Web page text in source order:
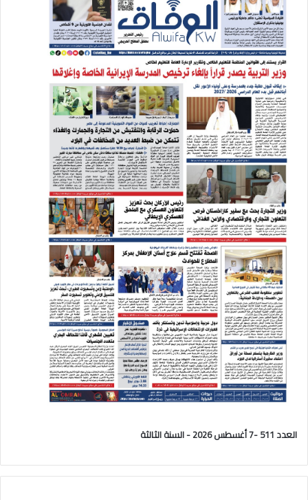
العدد 511 -7 أغسطس 2026 - السنة الثالثة